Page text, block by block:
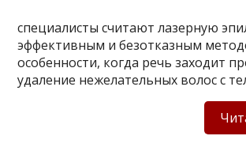
специалисты считают лазерную
эффективным и безотказным
особенности, когда речь заходит
удаление нежелательных волос с